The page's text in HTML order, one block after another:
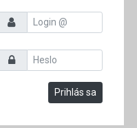
Prihlasovacie meno
Heslo
Prihlás sa